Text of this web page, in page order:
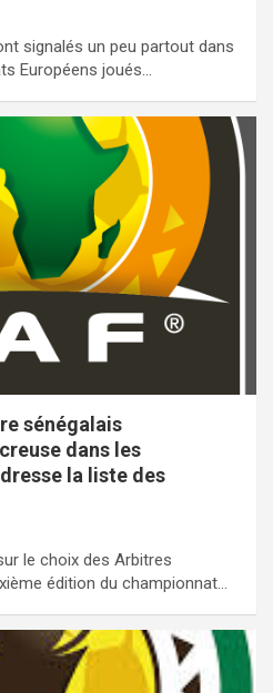
signalés un peu partout dans
Européens joués…
sénégalais
dans les
la liste des
le choix des Arbitres
édition du championnat…